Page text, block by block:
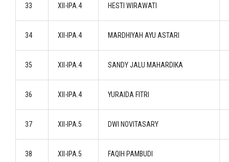
33 XII-IPA.4 HESTI WIRAWATI
34 XII-IPA.4 MARDHIYAH AYU ASTARI
35 XII-IPA.4 SANDY JALU MAHARDIKA
36 XII-IPA.4 YURAIDA FITRI
37 XII-IPA.5 DWI NOVITASARY
38 XII-IPA.5 FAQIH PAMBUDI